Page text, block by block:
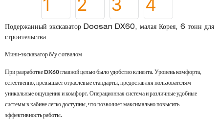
Подержанный экскаватор Doosan DX60, малая Корея, 6 тонн для
строительства
Мини-экскаватор б/у с отвалом
При разработке DX60 главной целью было удобство клиента. Уровень комфорта,
естественно, превышает отраслевые стандарты, предоставляя пользователям
уникальные ощущения и комфорт. Операционная система и различные удобные
системы в кабине легко доступны, что позволяет максимально повысить
эффективность работы.